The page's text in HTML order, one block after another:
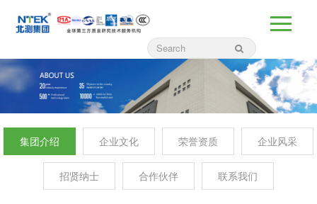
集团介绍 企业文化 荣誉资质 企业风采
招贤纳士 合作伙伴 联系我们